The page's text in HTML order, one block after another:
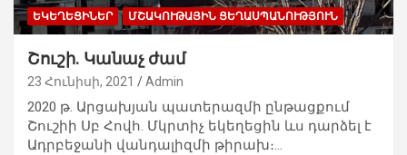
ԵԿԵՂԵՑԻՆԵՐ ՄՇԱԿՈՒԹԱՅԻՆ ՑԵՂԱՍՊԱՆՈՒԹՅՈՒՆ
Շուշի. Կանաչ ժամ
23 Հունիսի, 2021 Admin
2020 թ. Արցախյան պատերազմի ընթացքում
Շուշիի Սբ Հովհ. Մկրտիչ եկեղեցին ևս դարձել է
Ադրբեջանի վանդալիզմի թիրախ։…